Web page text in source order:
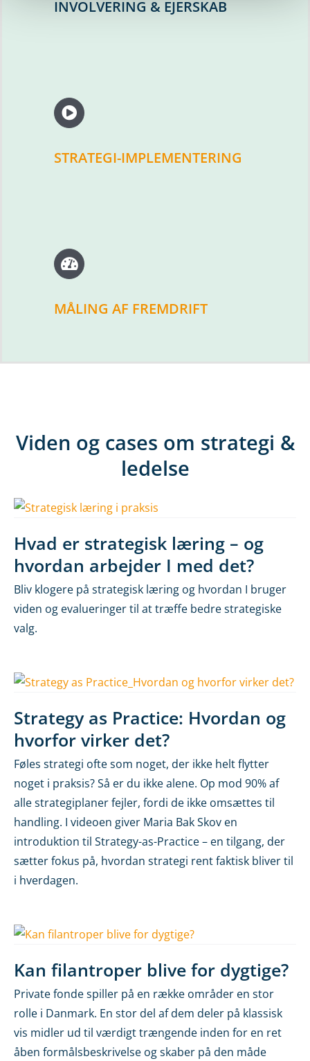
INVOLVERING & EJERSKAB
STRATEGI-IMPLEMENTERING
MÅLING AF FREMDRIFT
Viden og cases om strategi &
ledelse
Hvad er strategisk læring – og
hvordan arbejder I med det?
Bliv klogere på strategisk læring og hvordan I bruger
viden og evalueringer til at træffe bedre strategiske
valg.
Strategy as Practice: Hvordan og
hvorfor virker det?
Føles strategi ofte som noget, der ikke helt flytter
noget i praksis? Så er du ikke alene. Op mod 90% af
alle strategiplaner fejler, fordi de ikke omsættes til
handling. I videoen giver Maria Bak Skov en
introduktion til Strategy-as-Practice – en tilgang, der
sætter fokus på, hvordan strategi rent faktisk bliver til
i hverdagen.
Kan filantroper blive for dygtige?
Private fonde spiller på en række områder en stor
rolle i Danmark. En stor del af dem deler på klassisk
vis midler ud til værdigt trængende inden for en ret
åben formålsbeskrivelse og skaber på den måde